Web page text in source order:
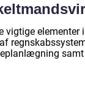
vigtige elementer
samt